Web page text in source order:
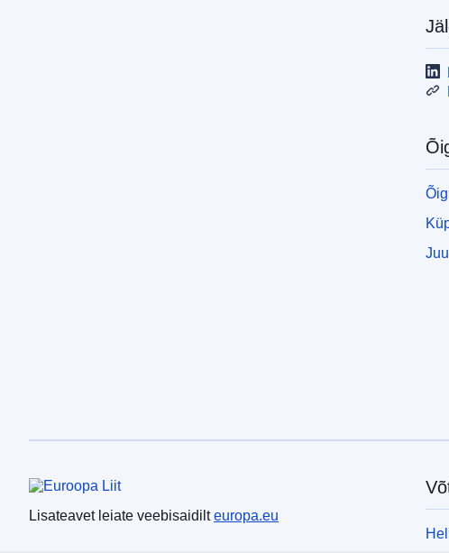
Euroopa Liit
Lisateavet leiate veebisaidilteuropa.eu